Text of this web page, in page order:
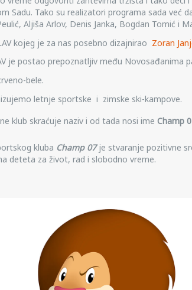
Sadu. Tako su realizatori programa sada već
Aljiša Arlov, Denis Janka, Bogdan Tomić i
kojeg je za nas posebno dizajnirao Zoran
je postao prepoznatljiv među Novosađanima
bele.
letnje sportske i zimske ski-kampove.
klub skraćuje naziv i od tada nosi ime Champ
kluba Champ 07je stvaranje pozitivne
deteta za život, rad i slobodno vreme.